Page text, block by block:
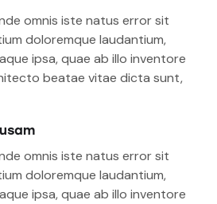
omnis iste natus error sit
doloremque laudantium,
ipsa, quae ab illo inventore
beatae vitae dicta sunt,
omnis iste natus error sit
doloremque laudantium,
ipsa, quae ab illo inventore